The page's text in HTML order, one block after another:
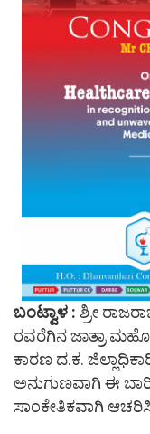
ಬಂಟ್ವಾಳ : ಶ್ರೀ
ರವರೆಗಿನ ಜಾತ್ರಾ
ಕಾರಣ ದ.ಕ.
ಅನುಗುಣವಾಗಿ ಈ ಬಾರಿ
ಸಾಂಕೇತಿಕವಾಗಿ